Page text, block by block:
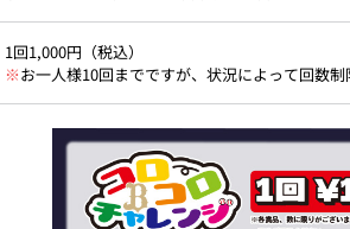
1回1,000円（税込）
※お一人様10回までですが、状況によって回数